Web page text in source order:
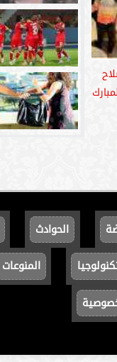
الحوادث
المنوعات